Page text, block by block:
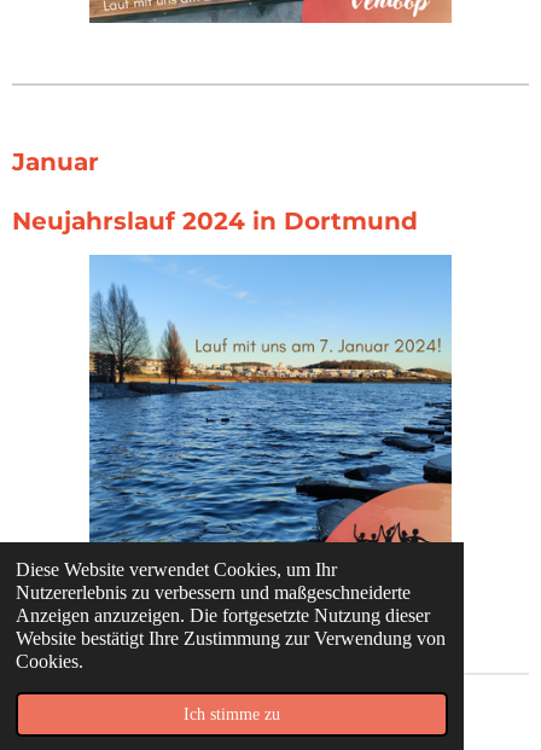
Diese Website verwendet Cookies, um Ihr
Nutzererlebnis zu verbessern und maßgeschneiderte
Anzeigen anzuzeigen. Die fortgesetzte Nutzung dieser
Website bestätigt Ihre Zustimmung zur Verwendung von
Cookies.
Ich stimme zu
Januar
Neujahrslauf 2024 in Dortmund
© 2020 - 2026 #the_running_moms